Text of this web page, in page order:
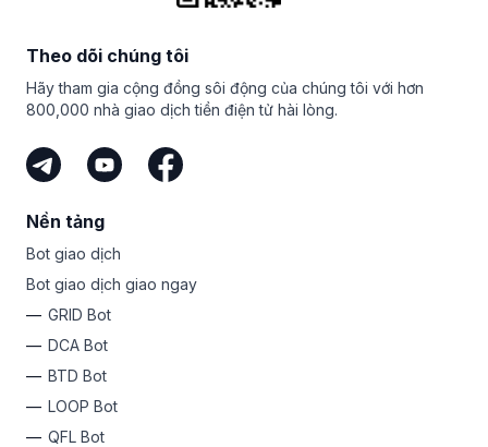
giao dịch tiên tiến mà nhiều sàn giao dịch tiền mã hóa
Scaled và TWAP đến các bot giao dịch như hợp đồng
DCA
tài nguyên để khám phá!
Facebook,Instagram
của sàn giao dịch, phân tích thị trường và cuộc thi mới
nhất của chúng tôi, nơi bạn có thể giành được những giải
thưởng hấp dẫn.
Theo dõi chúng tôi
Hãy tham gia cộng đồng sôi động của chúng tôi với hơn
800,000 nhà giao dịch tiền điện tử hài lòng.
Nền tảng
Bot giao dịch
Bot giao dịch giao ngay
GRID Bot
DCA Bot
BTD Bot
LOOP Bot
QFL Bot